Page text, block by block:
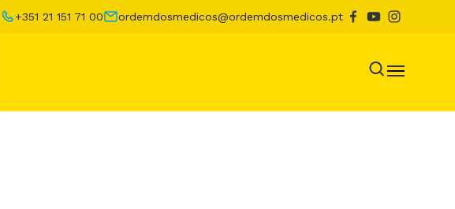
+351 21 151 71 00 ordemdosmedicos@ordemdosmedicos.pt